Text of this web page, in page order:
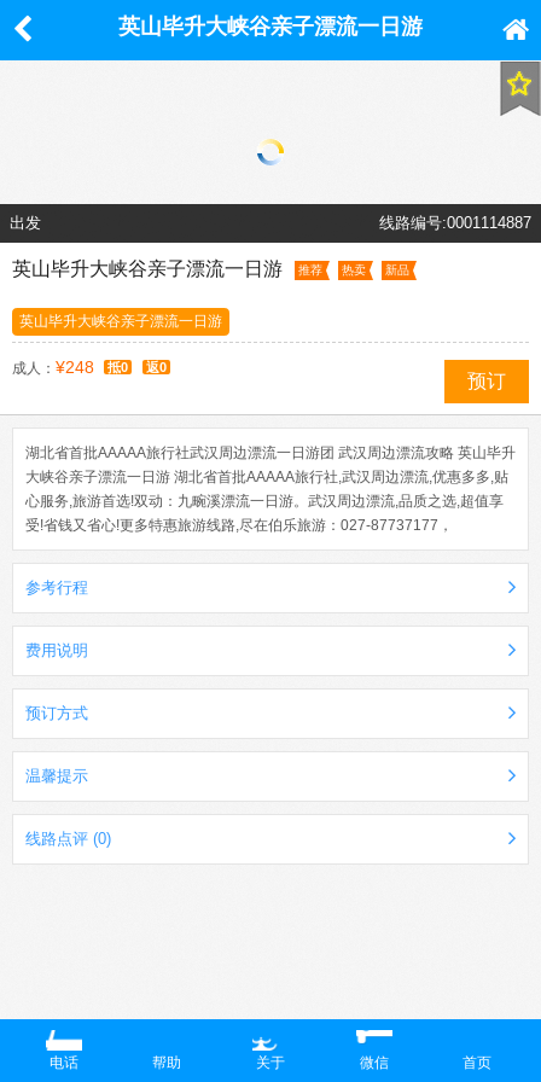
英山毕升大峡谷亲子漂流一日游
出发 线路编号:0001114887
英山毕升大峡谷亲子漂流一日游 推荐 热卖 新品
英山毕升大峡谷亲子漂流一日游
成人： ¥248 抵0 返0
预订
湖北省首批AAAAA旅行社武汉周边漂流一日游团 武汉周边漂流攻略 英山毕升
大峡谷亲子漂流一日游 湖北省首批AAAAA旅行社,武汉周边漂流,优惠多多,贴
心服务,旅游首选!双动：九畹溪漂流一日游。武汉周边漂流,品质之选,超值享
受!省钱又省心!更多特惠旅游线路,尽在伯乐旅游：027-87737177，
参考行程
费用说明
预订方式
温馨提示
线路点评 (0)
电话 帮助 关于 微信 首页